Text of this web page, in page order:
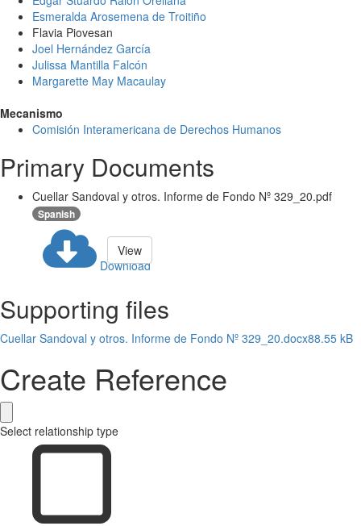
Esmeralda Arosemena de Troitiño
Flavia Piovesan
Joel Hernández García
Julissa Mantilla Falcón
Margarette May Macaulay
Mecanismo
Comisión Interamericana de Derechos Humanos
Primary Documents
Cuellar Sandoval y otros. Informe de Fondo Nº 329_20.pdf
Spanish
Download
View
Supporting files
Cuellar Sandoval y otros. Informe de Fondo Nº 329_20.docx88.55 kB
Create Reference
Select relationship type